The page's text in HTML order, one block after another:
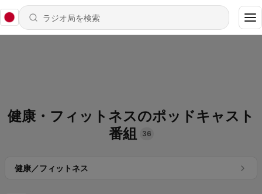
健康・フィットネスのポッドキャスト
番組
36
健康／フィットネス